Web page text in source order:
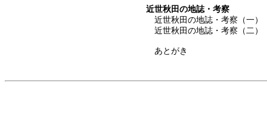
近世秋田の地誌・考察
近世秋田の地誌・考察（一）
近世秋田の地誌・考察（二）
あとがき